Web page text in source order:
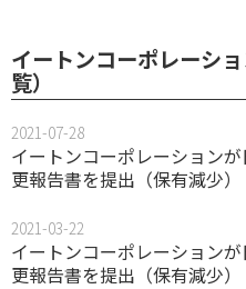
イートンコーポレーシ
覧）
2021-07-28
イートンコーポレーション
更報告書を提出（保有減少）
2021-03-22
イートンコーポレーション
更報告書を提出（保有減少）